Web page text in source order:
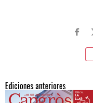
Ediciones anteriores